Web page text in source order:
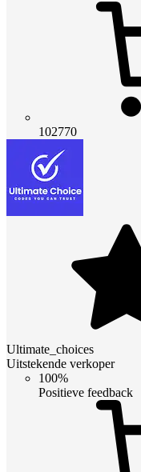
102770
Ultimate_choices
Uitstekende verkoper
100%
Positieve feedback